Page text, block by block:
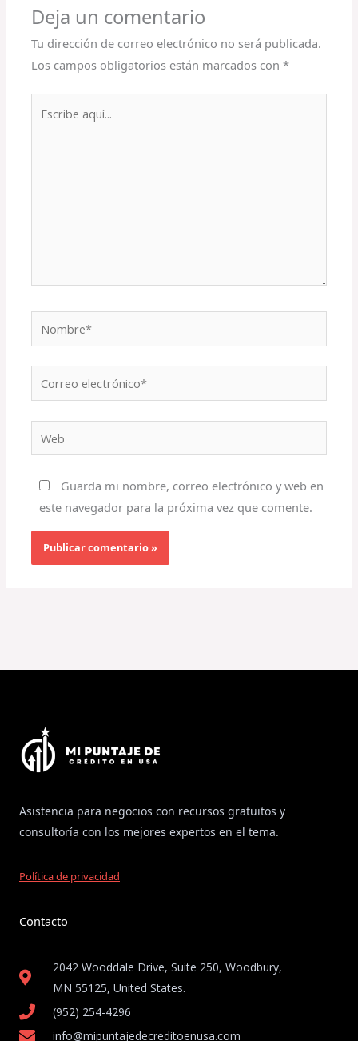
Deja un comentario
Tu dirección de correo electrónico no será publicada.
Los campos obligatorios están marcados con*
electrónico*
Guarda mi nombre, correo electrónico y web en
este navegador para la próxima vez que comente.
Asistencia para negocios con recursos gratuitos y
consultoría con los mejores expertos en el tema.
Política de privacidad
Contacto
2042 Wooddale Drive, Suite 250, Woodbury,
MN 55125, United States​.
(952) 254-4296
info@mipuntajedecreditoenusa.com